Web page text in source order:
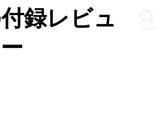
録レビュ
ー